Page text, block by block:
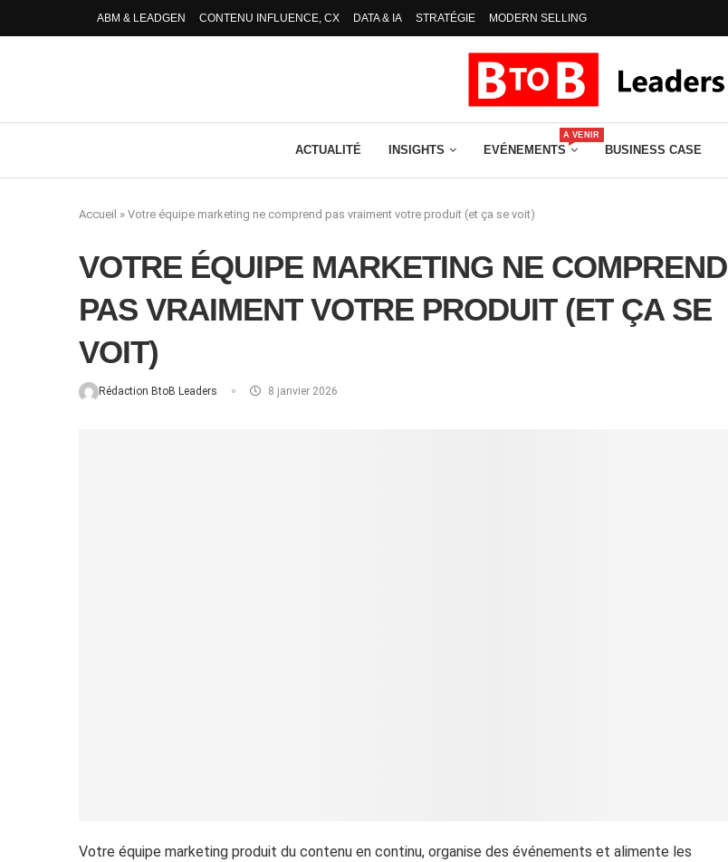
ABM & LEADGEN CONTENU INFLUENCE, CX DATA & IA STRATÉGIE MODERN SELLING
ACTUALITÉ INSIGHTS EVÉNEMENTS
A VENIR
BUSINESS CASE
Accueil » Votre équipe marketing ne comprend pas vraiment votre produit (et ça se voit)
VOTRE ÉQUIPE MARKETING NE COMPREND
PAS VRAIMENT VOTRE PRODUIT (ET ÇA SE
VOIT)
Rédaction BtoB Leaders 8 janvier 2026
Votre équipe marketing produit du contenu en continu, organise des événements et alimente les